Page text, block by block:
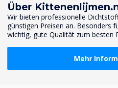
Über
Wir bieten professionelle
günstigen Preisen an. Besonders
wichtig, gute Qualität zum besten
Mehr